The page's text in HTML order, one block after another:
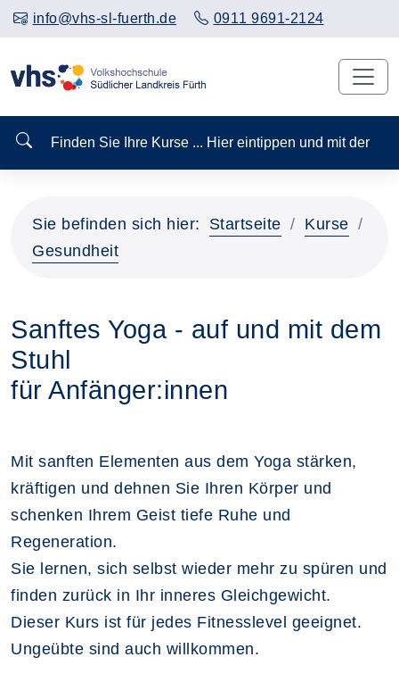
info@vhs-sl-fuerth.de 0911 9691-2124
Finden Sie Ihre Kurse ... Hier eintippen und mit
Sie befinden sich hier: Startseite
Kurse
Gesundheit
Sanftes Yoga - auf und mit dem
Stuhl
für Anfänger:innen
Mit sanften Elementen aus dem Yoga stärken,
kräftigen und dehnen Sie Ihren Körper und
schenken Ihrem Geist tiefe Ruhe und
Regeneration.
Sie lernen, sich selbst wieder mehr zu spüren und
finden zurück in Ihr inneres Gleichgewicht.
Dieser Kurs ist für jedes Fitnesslevel geeignet.
Ungeübte sind auch willkommen.